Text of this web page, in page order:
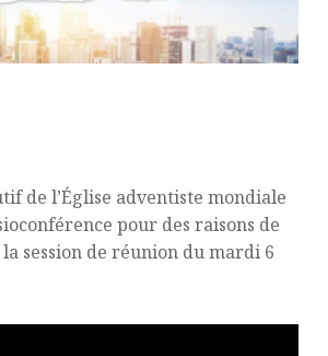
de l’Église adventiste mondiale
pour des raisons de
session de réunion du mardi 6